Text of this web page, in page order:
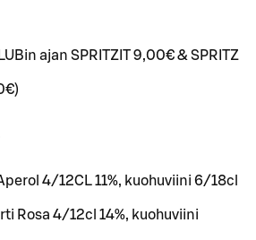
ajan SPRITZIT 9,00€ & SPRITZ
4/12CL 11%, kuohuviini 6/18cl
Rosa 4/12cl 14%, kuohuviini